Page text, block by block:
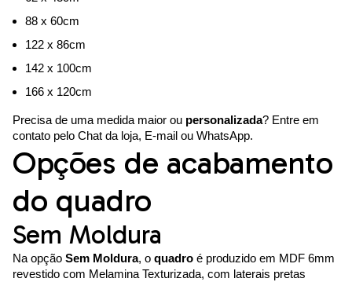
88 x 60cm
122 x 86cm
142 x 100cm
166 x 120cm
Precisa de uma medida maior ou personalizada? Entre em
contato pelo Chat da loja, E-mail ou WhatsApp.
Opções de acabamento
do quadro
Sem Moldura
Na opção Sem Moldura, o quadro é produzido em MDF 6mm
revestido com Melamina Texturizada, com laterais pretas